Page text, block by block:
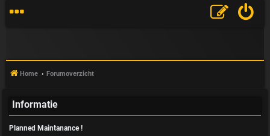
V
Home Forumoverzicht
Informatie
Planned Maintanance !